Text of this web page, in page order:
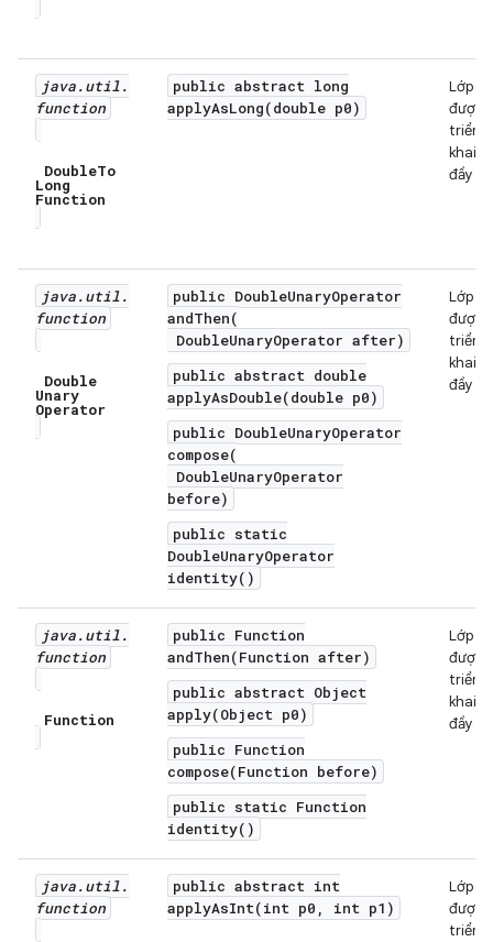
java.util.
function
DoubleTo
Long
Function
public abstract long
applyAsLong(double p0)
Lớp
được
triển
khai
đầy
java.util.
function
Double
Unary
Operator
public DoubleUnaryOperator
andThen(
DoubleUnaryOperator after)
public abstract double
applyAsDouble(double p0)
public DoubleUnaryOperator
compose(
DoubleUnaryOperator
before)
public static
DoubleUnaryOperator
identity()
Lớp
được
triển
khai
đầy
java.util.
function
Function
public Function
andThen(Function after)
public abstract Object
apply(Object p0)
public Function
compose(Function before)
public static Function
identity()
Lớp
được
triển
khai
đầy
java.util.
function
public abstract int
applyAsInt(int p0, int p1)
Lớp
được
triển